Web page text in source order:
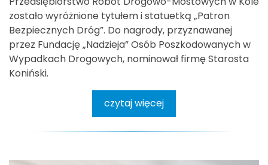
zostało wyróżnione tytułem i statuetką „Patron
Bezpiecznych Dróg”. Do nagrody, przyznawanej
przez Fundację „Nadzieja” Osób Poszkodowanych w
Wypadkach Drogowych, nominował firmę Starosta
Koniński.
czytaj więcej